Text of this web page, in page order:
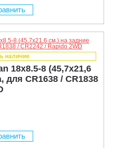
наличие
18x8.5-8 (45,7x21,6
для CR1638 / CR1838